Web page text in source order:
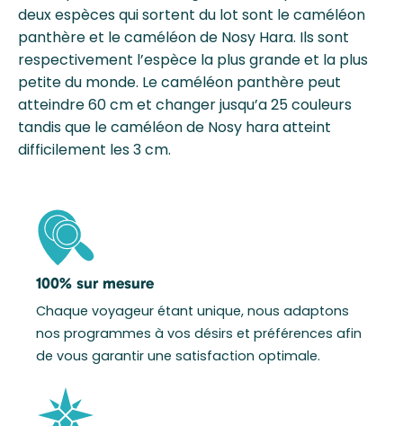
deux espèces qui sortent du lot sont le caméléon
panthère et le caméléon de Nosy Hara. Ils sont
respectivement l’espèce la plus grande et la plus
petite du monde. Le caméléon panthère peut
atteindre 60 cm et changer jusqu’a 25 couleurs
tandis que le caméléon de Nosy hara atteint
difficilement les 3 cm.
100% sur mesure
Chaque voyageur étant unique, nous adaptons
nos programmes à vos désirs et préférences afin
de vous garantir une satisfaction optimale.